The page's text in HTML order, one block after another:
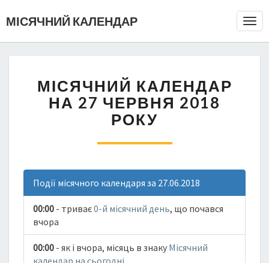
МІСЯЧНИЙ КАЛЕНДАР
МІСЯЧНИЙ КАЛЕНДАР
НА 27 ЧЕРВНЯ 2018
РОКУ
Події місячного календаря за 27.06.2018
00:00 - триває0-й місячний день, що почався
вчора
00:00 - як і вчора, місяць в знаку Місячний
календар на сьогодні